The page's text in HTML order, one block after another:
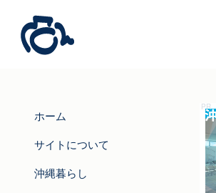
ホーム
サイトについて
沖縄暮らし